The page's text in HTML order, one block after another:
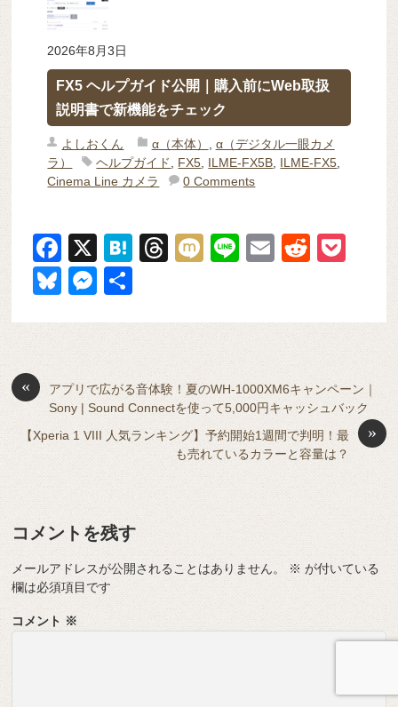
2026年8月3日
FX5 ヘルプガイド公開｜購入前にWeb取扱
説明書で新機能をチェック
よしおくん α（本体）
α（デジタル一眼カメ
ラ）
ヘルプガイド FX5 ILME-FX5B ILME-FX5
Cinema Line カメラ
0 Comments
F
a
c
e
b
o
o
k
X
H
n
a
T
a
d
s
M
Li
E
R
di et
Bl
y
M
ss
n
g
er
«
アプリで広がる音体験！夏のWH-1000XM6キャンペーン｜
Sony | Sound Connectを使って5,000円キャッシュバック
»
【Xperia 1 VIII 人気ランキング】予約開始1週間で判明！最
も売れているカラーと容量は？
コメントを残す
メールアドレスが公開されることはありません。 ※ が付いている
欄は必須項目です
コメント ※